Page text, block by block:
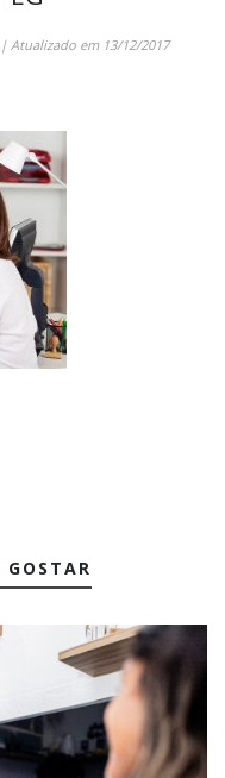
Atualizado em 13/12/2017